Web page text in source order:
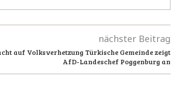
nächster Beitrag
auf Volksverhetzung Türkische Gemeinde zeigt
AfD-Landeschef Poggenburg an